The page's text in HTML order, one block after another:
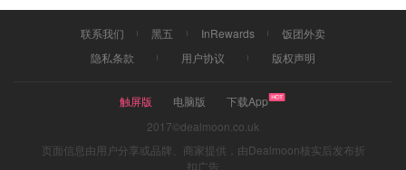
联系我们 黑五 InRewards
饭团外卖
隐私条款
用户协议 版权声明
触屏版 电脑版
下载App
2017©dealmoon.co.uk
页面信息由用户分享或品牌、商家提供，由Dealmoon核实后发布折
扣广告